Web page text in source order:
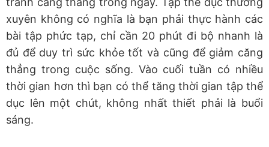
xuyên không có nghĩa là bạn phải thực hành các
bài tập phức tạp, chỉ cần 20 phút đi bộ nhanh là
đủ để duy trì sức khỏe tốt và cũng để giảm căng
thẳng trong cuộc sống. Vào cuối tuần có nhiều
thời gian hơn thì bạn có thể tăng thời gian tập thể
dục lên một chút, không nhất thiết phải là buổi
sáng.